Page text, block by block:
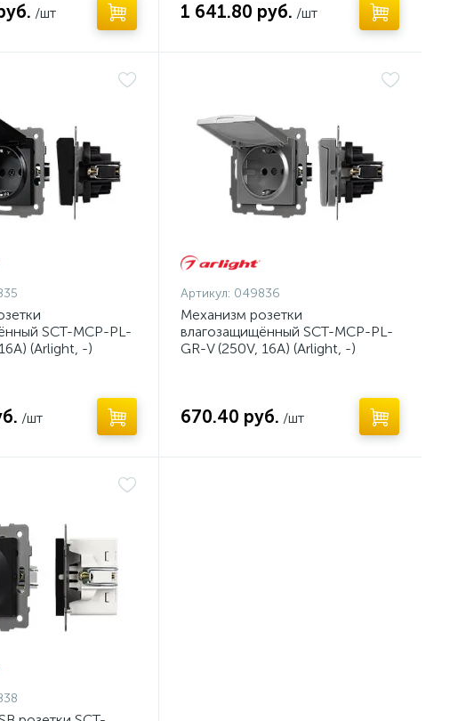
/шт 1 641.80 руб. /шт
SCT-MCP-PL-
(Arlight, -)
/шт
Артикул: 049836
Механизм розетки
влагозащищённый SCT-MCP-PL-
GR-V (250V, 16A) (Arlight, -)
670.40 руб. /шт